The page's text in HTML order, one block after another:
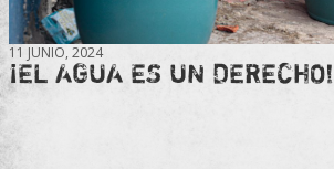
11 JUNIO, 2024
¡EL AGUA ES UN DERECHO!